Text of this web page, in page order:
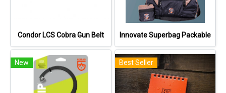
Condor LCS Cobra Gun Belt Innovate Superbag Packable
New Best Seller